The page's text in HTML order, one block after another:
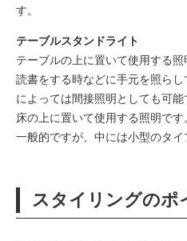
す。
テーブルスタンドライト
テーブルの上に置いて使用する
読書をする時などに手元を照ら
によっては間接照明としても可能
床の上に置いて使用する照明で
一般的ですが、中には小型のタイ
スタイリングのポ